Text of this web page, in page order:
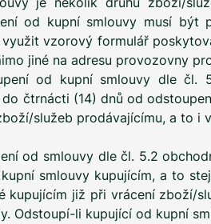
od kupní smlouvy musí
vzorový formulář
jiné na adresu provozovny
od kupní smlouvy dle čl.
čtrnácti (14) dnů od
služeb prodávajícímu, a to
od smlouvy dle čl. 5.2
smlouvy kupujícím, a to
kupujícím již při vrácení zboží/
Odstoupí-li kupující od kupní